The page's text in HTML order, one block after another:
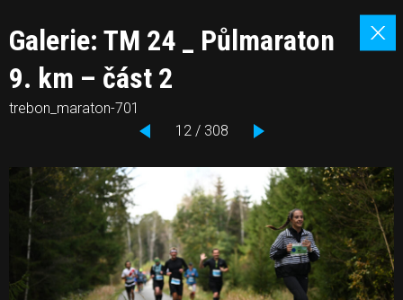
Galerie: TM 24 _ Půlmaraton
9. km – část 2
trebon_maraton-701
12 / 308